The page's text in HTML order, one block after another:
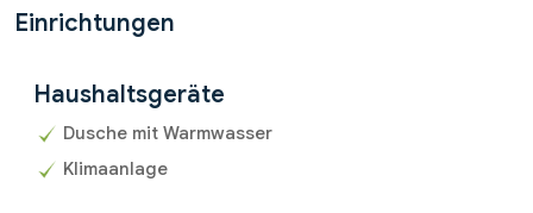
Einrichtungen
Haushaltsgeräte
Dusche mit Warmwasser
Klimaanlage